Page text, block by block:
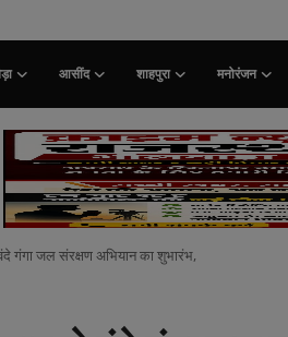
आसींद शाहपुरा मनोरंजन
गंगा जल संरक्षण अभियान का शुभारंभ,